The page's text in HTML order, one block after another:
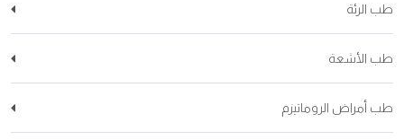
طب الرئة
طب الأشعة
طب أمراض الروماتيزم